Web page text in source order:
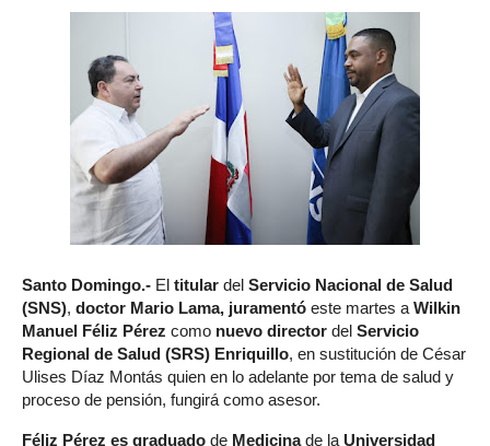
Santo Domingo.- El titular del Servicio Nacional de Salud
(SNS), doctor Mario Lama, juramentó este martes a Wilkin
Manuel Féliz Pérez como nuevo director del Servicio
Regional de Salud (SRS) Enriquillo, en sustitución de César
Ulises Díaz Montás quien en lo adelante por tema de salud y
proceso de pensión, fungirá como asesor.
Féliz Pérez es graduado de Medicinade la Universidad